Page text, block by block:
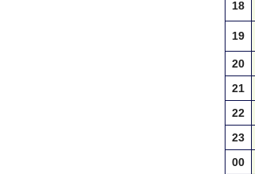
18
19
20
21
22
23
00